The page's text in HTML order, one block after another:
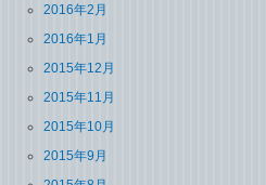
2016年2月
2016年1月
2015年12月
2015年11月
2015年10月
2015年9月